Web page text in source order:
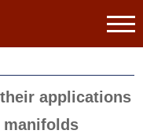
applications
manifolds